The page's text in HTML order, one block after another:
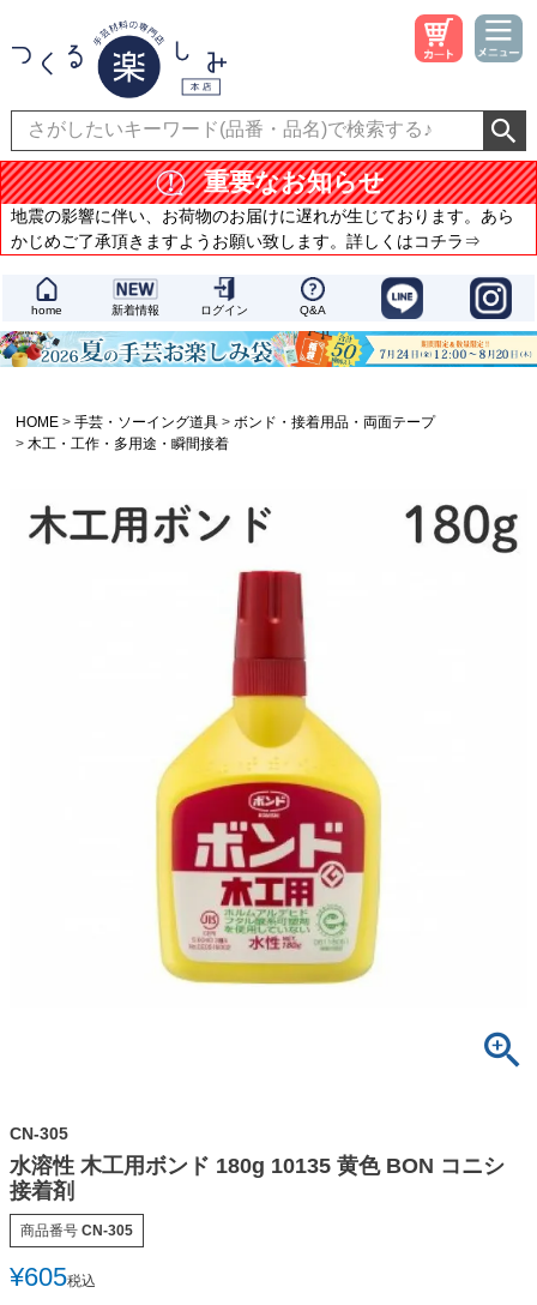
重要なお知らせ
地震の影響に伴い、お荷物のお届けに遅れが生じております。あら
かじめご了承頂きますようお願い致します。詳しくはコチラ⇒
home 新着情報 ログイン Q&A
HOME 手芸・ソーイング道具
ボンド・接着用品・両面テープ
木工・工作・多用途・瞬間接着
CN-305
水溶性 木工用ボンド 180g 10135 黄色 BON コニシ
接着剤
商品番号 CN-305
¥605税込